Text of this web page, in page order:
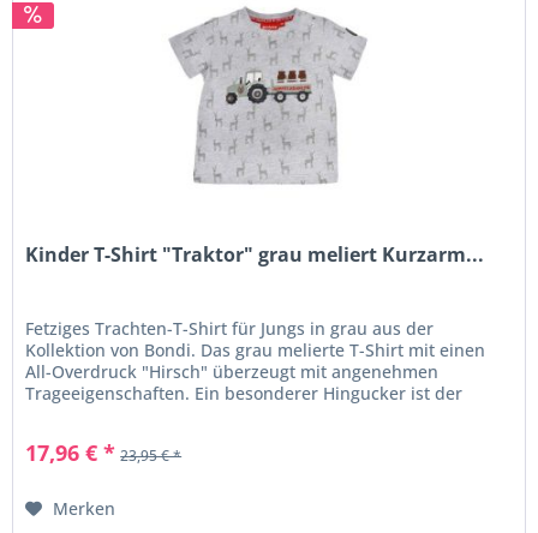
Kinder T-Shirt "Traktor" grau meliert Kurzarm...
Fetziges Trachten-T-Shirt für Jungs in grau aus der
Kollektion von Bondi. Das grau melierte T-Shirt mit einen
All-Overdruck "Hirsch" überzeugt mit angenehmen
Trageeigenschaften. Ein besonderer Hingucker ist der
17,96 € * 23,95 € *
Merken